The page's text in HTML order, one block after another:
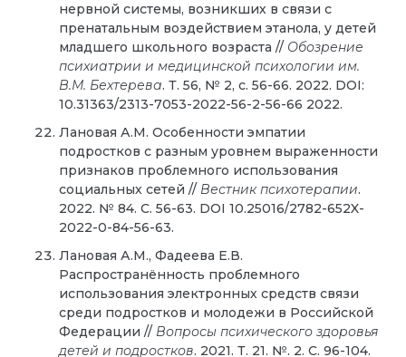
нервной системы, возникших в связи с
пренатальным воздействием этанола, у детей
младшего школьного возраста // Обозрение
психиатрии и медицинской психологии им.
В.М. Бехтерева. Т. 56, № 2, с. 56-66. 2022. DOI:
10.31363/2313-7053-2022-56-2-56-66 2022.
Лановая А.М. Особенности эмпатии
подростков с разным уровнем выраженности
признаков проблемного использования
социальных сетей // Вестник психотерапии.
2022. № 84. С. 56-63. DOI 10.25016/2782-652X-
2022-0-84-56-63.
Лановая А.М., Фадеева Е.В.
Распространённость проблемного
использования электронных средств связи
среди подростков и молодежи в Российской
Федерации // Вопросы психического здоровья
детей и подростков. 2021. Т. 21. №. 2. С. 96-104.